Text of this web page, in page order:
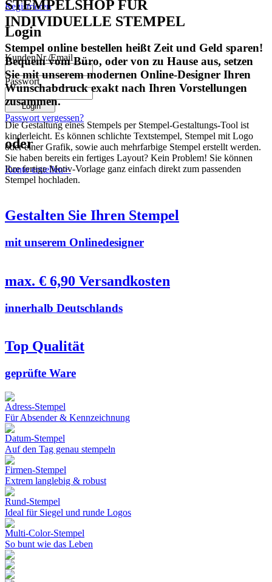
Registrieren
Login
KundenNr./Email
Passwort
Passwort vergessen?
oder
Konto erstellen>
STEMPELSHOP FÜR
INDIVIDUELLE STEMPEL
Stempel online bestellen heißt Zeit und Geld sparen!
Bequem vom Büro, oder von zu Hause aus, setzen
Sie mit unserem modernen Online-Designer Ihren
Wunschabdruck exakt nach Ihren Vorstellungen
zusammen.
Die Gestaltung eines Stempels per Stempel-Gestaltungs-Tool ist
kinderleicht. Es können schlichte Textstempel, Stempel mit Logo
oder einer Grafik, sowie auch mehrfarbige Stempel erstellt werden.
Sie haben bereits ein fertiges Layout? Kein Problem! Sie können
Ihre fertige Motiv-Vorlage ganz einfach direkt zum passenden
Stempel hochladen.
Gestalten Sie Ihren Stempel
mit unserem Onlinedesigner
max. € 6,90 Versandkosten
innerhalb Deutschlands
Top Qualität
geprüfte Ware
Adress-Stempel
Für Absender & Kennzeichnung
Datum-Stempel
Auf den Tag genau stempeln
Firmen-Stempel
Extrem langlebig & robust
Rund-Stempel
Ideal für Siegel und runde Logos
Multi-Color-Stempel
So bunt wie das Leben